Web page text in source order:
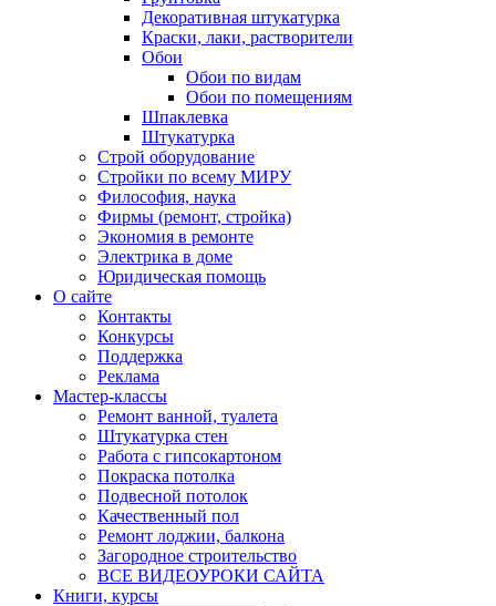
Декоративная штукатурка
Краски, лаки, растворители
Обои
Обои по видам
Обои по помещениям
Шпаклевка
Штукатурка
Строй оборудование
Стройки по всему МИРУ
Философия, наука
Фирмы (ремонт, стройка)
Экономия в ремонте
Электрика в доме
Юридическая помощь
О сайте
Контакты
Конкурсы
Поддержка
Реклама
Мастер-классы
Ремонт ванной, туалета
Штукатурка стен
Работа с гипсокартоном
Покраска потолка
Подвесной потолок
Качественный пол
Ремонт лоджии, балкона
Загородное строительство
ВСЕ ВИДЕОУРОКИ САЙТА
Книги, курсы